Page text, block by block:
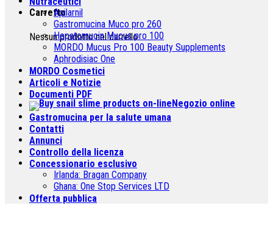
Carretto
Nessun prodotto nel carrello.
Apilarnil
Gastromucina Muco pro 260
Hepatomucin Mucus pro 100
MORDO Mucus Pro 100 Beauty Supplements
Aphrodisiac One
MORDO Cosmetici
Articoli e Notizie
Documenti PDF
Negozio online
Gastromucina per la salute umana
Contatti
Annunci
Controllo della licenza
Concessionario esclusivo
Irlanda: Bragan Company
Ghana: One Stop Services LTD
Offerta pubblica